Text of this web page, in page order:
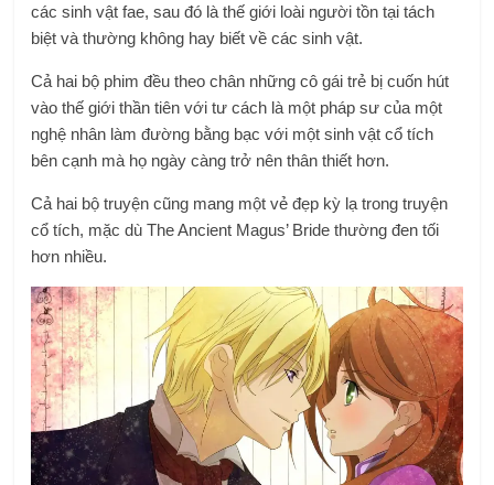
các sinh vật fae, sau đó là thế giới loài người tồn tại tách
biệt và thường không hay biết về các sinh vật.
Cả hai bộ phim đều theo chân những cô gái trẻ bị cuốn hút
vào thế giới thần tiên với tư cách là một pháp sư của một
nghệ nhân làm đường bằng bạc với một sinh vật cổ tích
bên cạnh mà họ ngày càng trở nên thân thiết hơn.
Cả hai bộ truyện cũng mang một vẻ đẹp kỳ lạ trong truyện
cổ tích, mặc dù The Ancient Magus’ Bride thường đen tối
hơn nhiều.